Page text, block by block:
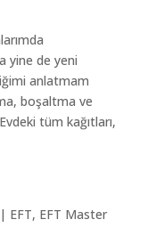
yine de yeni
anlatmam
boşaltma ve
tüm kağıtları,
| EFT, EFT Master